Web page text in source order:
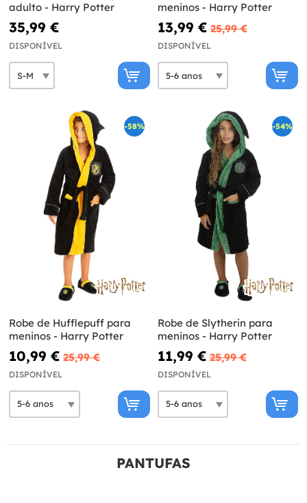
adulto - Harry Potter
35,99 €
DISPONÍVEL
meninos - Harry Potter
13,99 € 25,99 €
DISPONÍVEL
-58%
Robe de Hufflepuff para
meninos - Harry Potter
10,99 € 25,99 €
DISPONÍVEL
-54%
Robe de Slytherin para
meninos - Harry Potter
11,99 € 25,99 €
DISPONÍVEL
PANTUFAS